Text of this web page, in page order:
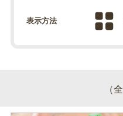
表示方法
（全